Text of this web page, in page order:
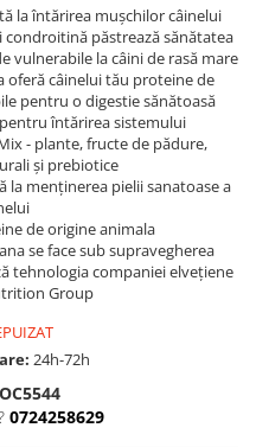
la întărirea mușchilor câinelui
condroitină păstrează sănătatea
vulnerabile la câini de rasă mare
oferă câinelui tău proteine ​​de
pentru o digestie sănătoasă
întărirea sistemului
- plante, fructe de pădure,
și prebiotice
la menținerea pielii sanatoase a
de origine ​​animala
se face sub supravegherea
tehnologia companiei elvețiene
Group
24h-72h
OC5544
0724258629